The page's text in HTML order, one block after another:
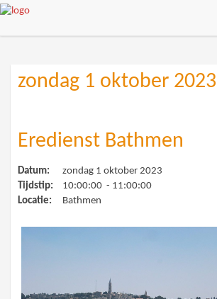
zondag 1 oktober 2023
Eredienst Bathmen
Datum:
zondag 1 oktober 2023
Tijdstip:
10:00:00 - 11:00:00
Locatie:
Bathmen